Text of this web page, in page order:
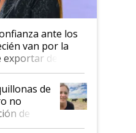
ante los
van por la
dejó de
"Tenemos un
gobierno
de
no
de